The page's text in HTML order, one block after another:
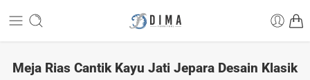
Meja Rias Cantik Kayu Jati Jepara Desain Klasik